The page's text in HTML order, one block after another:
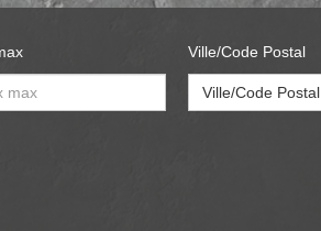
Ville/Code Postal
Ville/Code Postal